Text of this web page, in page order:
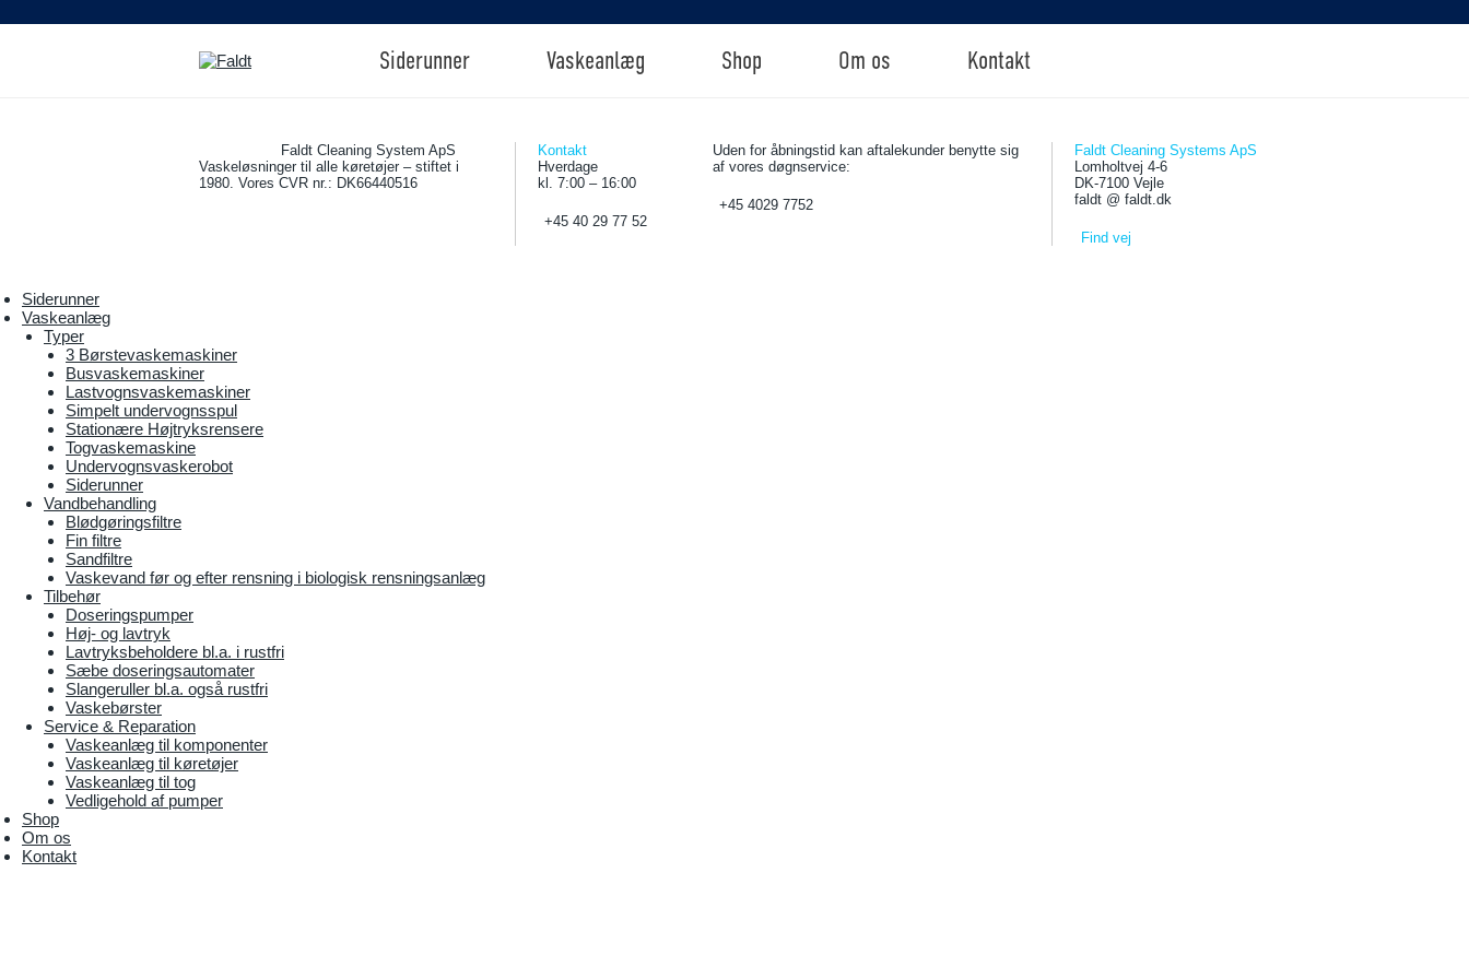
Siderunner Vaskeanlæg Shop Om os Kontakt
Faldt Cleaning System ApS
Vaskeløsninger til alle køretøjer – stiftet i
1980. Vores CVR nr.: DK66440516
Kontakt
Hverdage
kl. 7:00 – 16:00
+45 40 29 77 52
Uden for åbningstid kan aftalekunder benytte sig
af vores døgnservice:
+45 4029 7752
Faldt Cleaning Systems ApS
Lomholtvej 4-6
DK-7100 Vejle
faldt @ faldt.dk
Find vej
Siderunner
Vaskeanlæg
Typer
3 Børstevaskemaskiner
Busvaskemaskiner
Lastvognsvaskemaskiner
Simpelt undervognsspul
Stationære Højtryksrensere
Togvaskemaskine
Undervognsvaskerobot
Siderunner
Vandbehandling
Blødgøringsfiltre
Fin filtre
Sandfiltre
Vaskevand før og efter rensning i biologisk rensningsanlæg
Tilbehør
Doseringspumper
Høj- og lavtryk
Lavtryksbeholdere bl.a. i rustfri
Sæbe doseringsautomater
Slangeruller bl.a. også rustfri
Vaskebørster
Service & Reparation
Vaskeanlæg til komponenter
Vaskeanlæg til køretøjer
Vaskeanlæg til tog
Vedligehold af pumper
Shop
Om os
Kontakt